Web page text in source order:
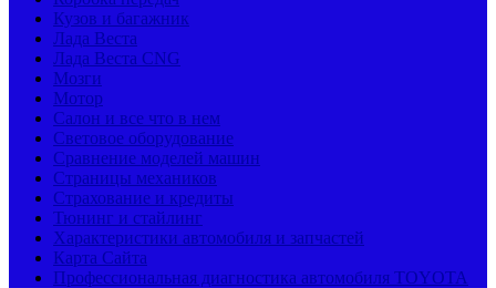
Кузов и багажник
Лада Веста
Лада Веста CNG
Мозги
Мотор
Салон и все что в нем
Световое оборудование
Сравнение моделей машин
Страницы механиков
Страхование и кредиты
Тюнинг и стайлинг
Характеристики автомобиля и запчастей
Карта Сайта
Профессиональная диагностика автомобиля TOYOTA